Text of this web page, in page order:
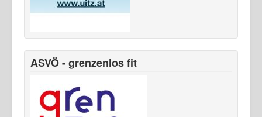
ASVÖ - grenzenlos fit